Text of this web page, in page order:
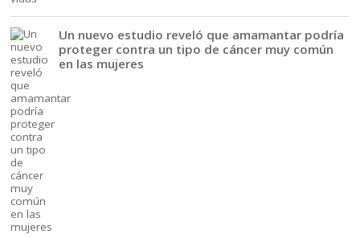
Un nuevo estudio reveló que amamantar podría
proteger contra un tipo de cáncer muy común
en las mujeres